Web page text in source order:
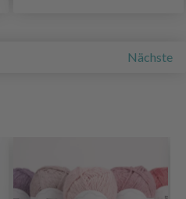
Nächste